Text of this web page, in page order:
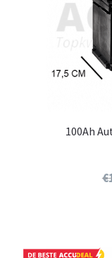
100Ah
€